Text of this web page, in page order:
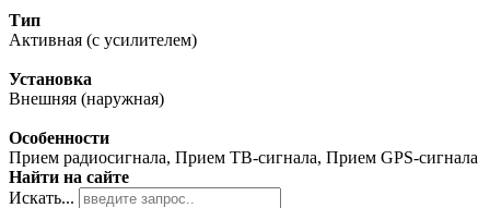
Тип
Активная (с усилителем)
Установка
Внешняя (наружная)
Особенности
Прием радиосигнала, Прием ТВ-сигнала, Прием GPS-сигнала
Найти на сайте
Искать...